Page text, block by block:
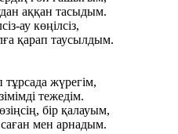
аққан тасыдым.
ау көңілсіз,
қарап таусылдым.
жүрегім,
тежедім.
бір қалауым,
мен арнадым.